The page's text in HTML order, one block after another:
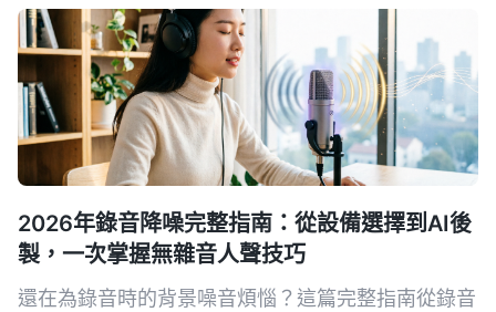
2026年錄音降噪完整指南：從設備選擇到AI後
製，一次掌握無雜音人聲技巧
還在為錄音時的背景噪音煩惱？這篇完整指南從錄音